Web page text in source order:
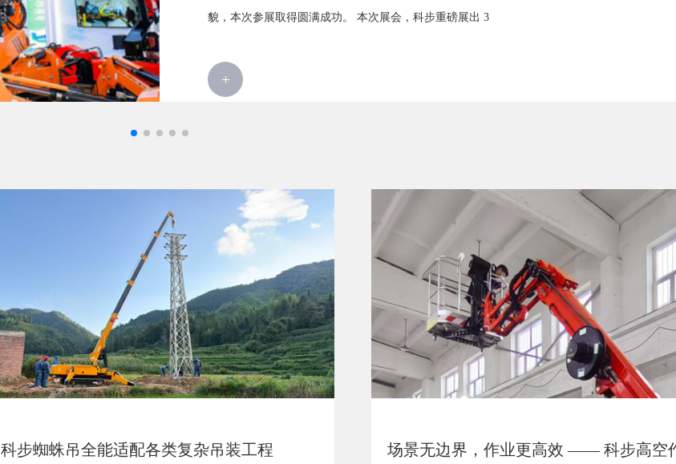
貌，本次参展取得圆满成功。 本次展会，科步重磅展出 3
+
科步蜘蛛吊全能适配各类复杂吊装工程
场景无边界，作业更高效 —— 科步高空